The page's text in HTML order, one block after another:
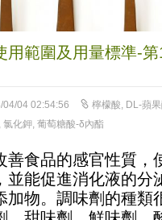
用範圍及用量標準-
04 02:54:56 檸檬酸, DL-蘋
, 氯化鉀, 葡萄糖酸-δ內酯
善食品的感官性質，
並能促進消化液的分
加物。調味劑的種類